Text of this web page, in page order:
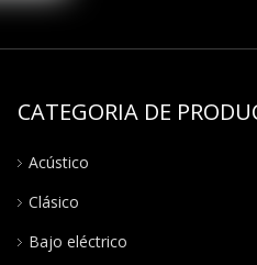
CATEGORIA DE
Acústico
Clásico
Bajo eléctrico